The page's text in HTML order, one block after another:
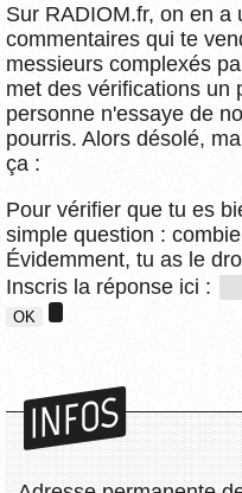
Sur RADIOM.fr, on en a
commentaires qui te
messieurs complexés
met des vérifications un
personne n'essaye de
pourris. Alors désolé,
ça :
Pour vérifier que tu es
simple question :
Évidemment, tu as le
Inscris la réponse ici :
INFOS